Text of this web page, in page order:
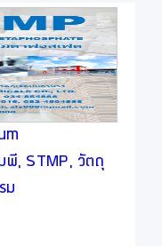
พี, STMP, วัตถุ
ม